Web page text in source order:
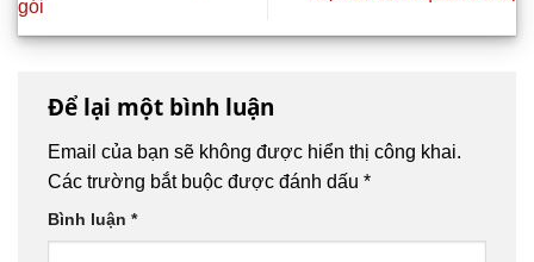
gói
Để lại một bình luận
Email của bạn sẽ không được hiển thị công khai.
Các trường bắt buộc được đánh dấu *
Bình luận *